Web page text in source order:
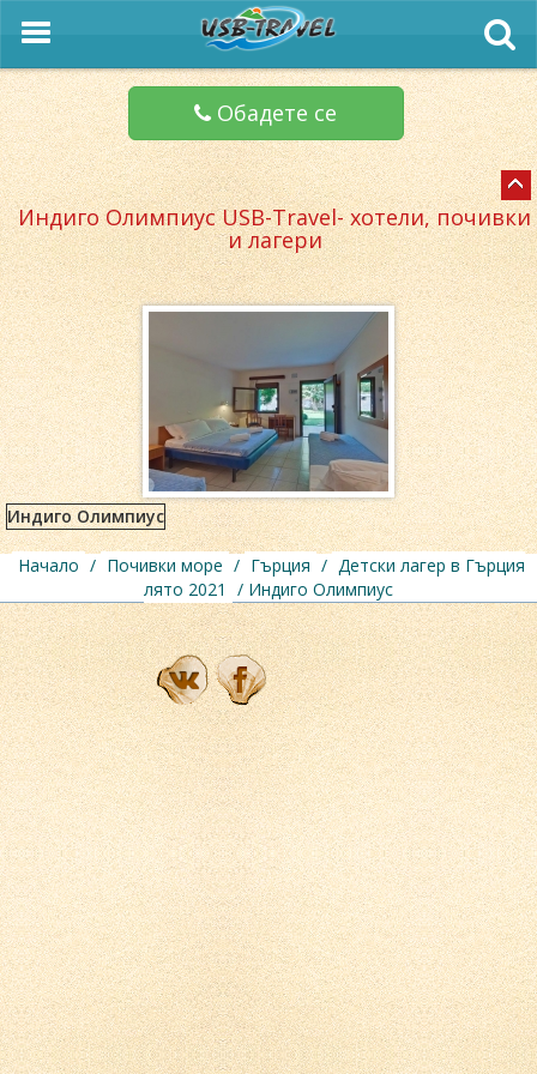
Обадете се
Индиго Олимпиус USB-Travel- хотели, почивки
и лагери
Индиго Олимпиус
Начало / Почивки море / Гърция / Детски лагер в Гърция
лято 2021
/ Индиго Олимпиус